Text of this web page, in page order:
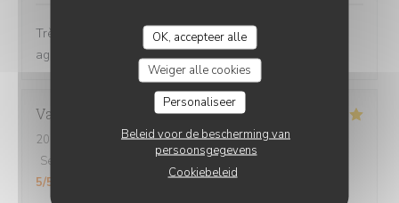
OK, accepteer alle
Weiger alle cookies
Personaliseer
Beleid voor de bescherming van
persoonsgegevens
Cookiebeleid
Très bon plat, généreux... Très bien. Personnel très
agréable
Vanessa
2026-07-31
- 19:30 - Gasten 3
Service
Atmosfeer:5/5 Keuken:5/5
5/5